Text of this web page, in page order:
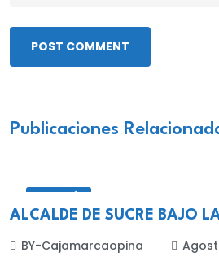
POST COMMENT
Publicaciones
ALCALDE DE SUCRE BAJO
BY-Cajamarcaopina